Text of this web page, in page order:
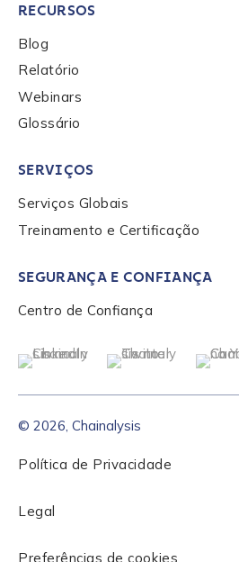
RECURSOS
Blog
Relatório
Webinars
Glossário
SERVIÇOS
Serviços Globais
Treinamento e Certificação
SEGURANÇA E CONFIANÇA
Centro de Confiança
© 2026, Chainalysis
Política de Privacidade
Legal
Preferências de cookies